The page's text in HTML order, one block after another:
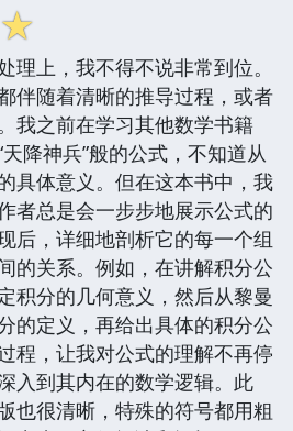
☆
理上，我不得不说非常到位。
伴随着清晰的推导过程，或者
我之前在学习其他数学书籍
降神兵”般的公式，不知道从
具体意义。但在这本书中，我
者总是会一步步地展示公式的
后，详细地剖析它的每一个组
的关系。例如，在讲解积分公
积分的几何意义，然后从黎曼
的定义，再给出具体的积分公
程，让我对公式的理解不再停
入到其内在的数学逻辑。此
也很清晰，特殊的符号都用粗